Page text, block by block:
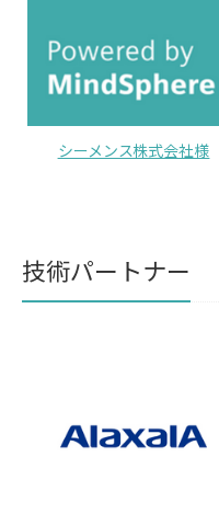
シーメンス株式会社様
技術パートナー